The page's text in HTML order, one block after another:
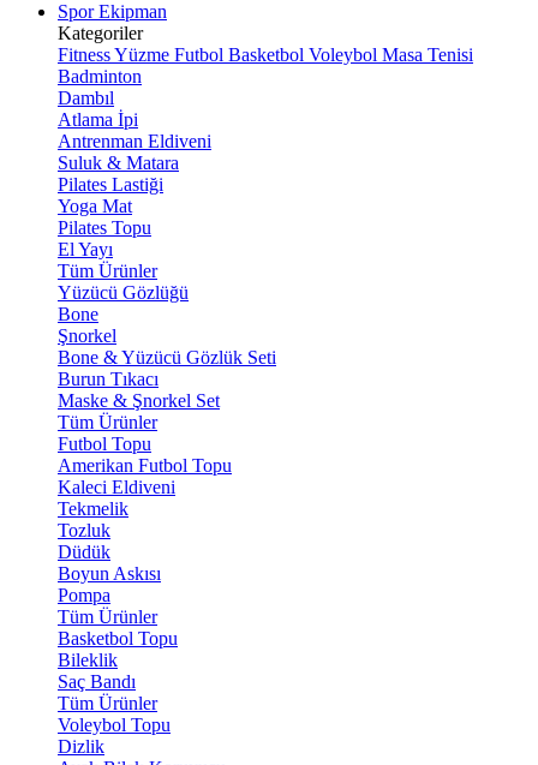
Spor Ekipman
Kategoriler
FitnessYüzme Futbol Basketbol Voleybol Masa Tenisi
Badminton
Dambıl
Atlama İpi
Antrenman Eldiveni
Suluk & Matara
Pilates Lastiği
Yoga Mat
Pilates Topu
El Yayı
Tüm Ürünler
Yüzücü Gözlüğü
Bone
Şnorkel
Bone & Yüzücü Gözlük Seti
Burun Tıkacı
Maske & Şnorkel Set
Tüm Ürünler
Futbol Topu
Amerikan Futbol Topu
Kaleci Eldiveni
Tekmelik
Tozluk
Düdük
Boyun Askısı
Pompa
Tüm Ürünler
Basketbol Topu
Bileklik
Saç Bandı
Tüm Ürünler
Voleybol Topu
Dizlik